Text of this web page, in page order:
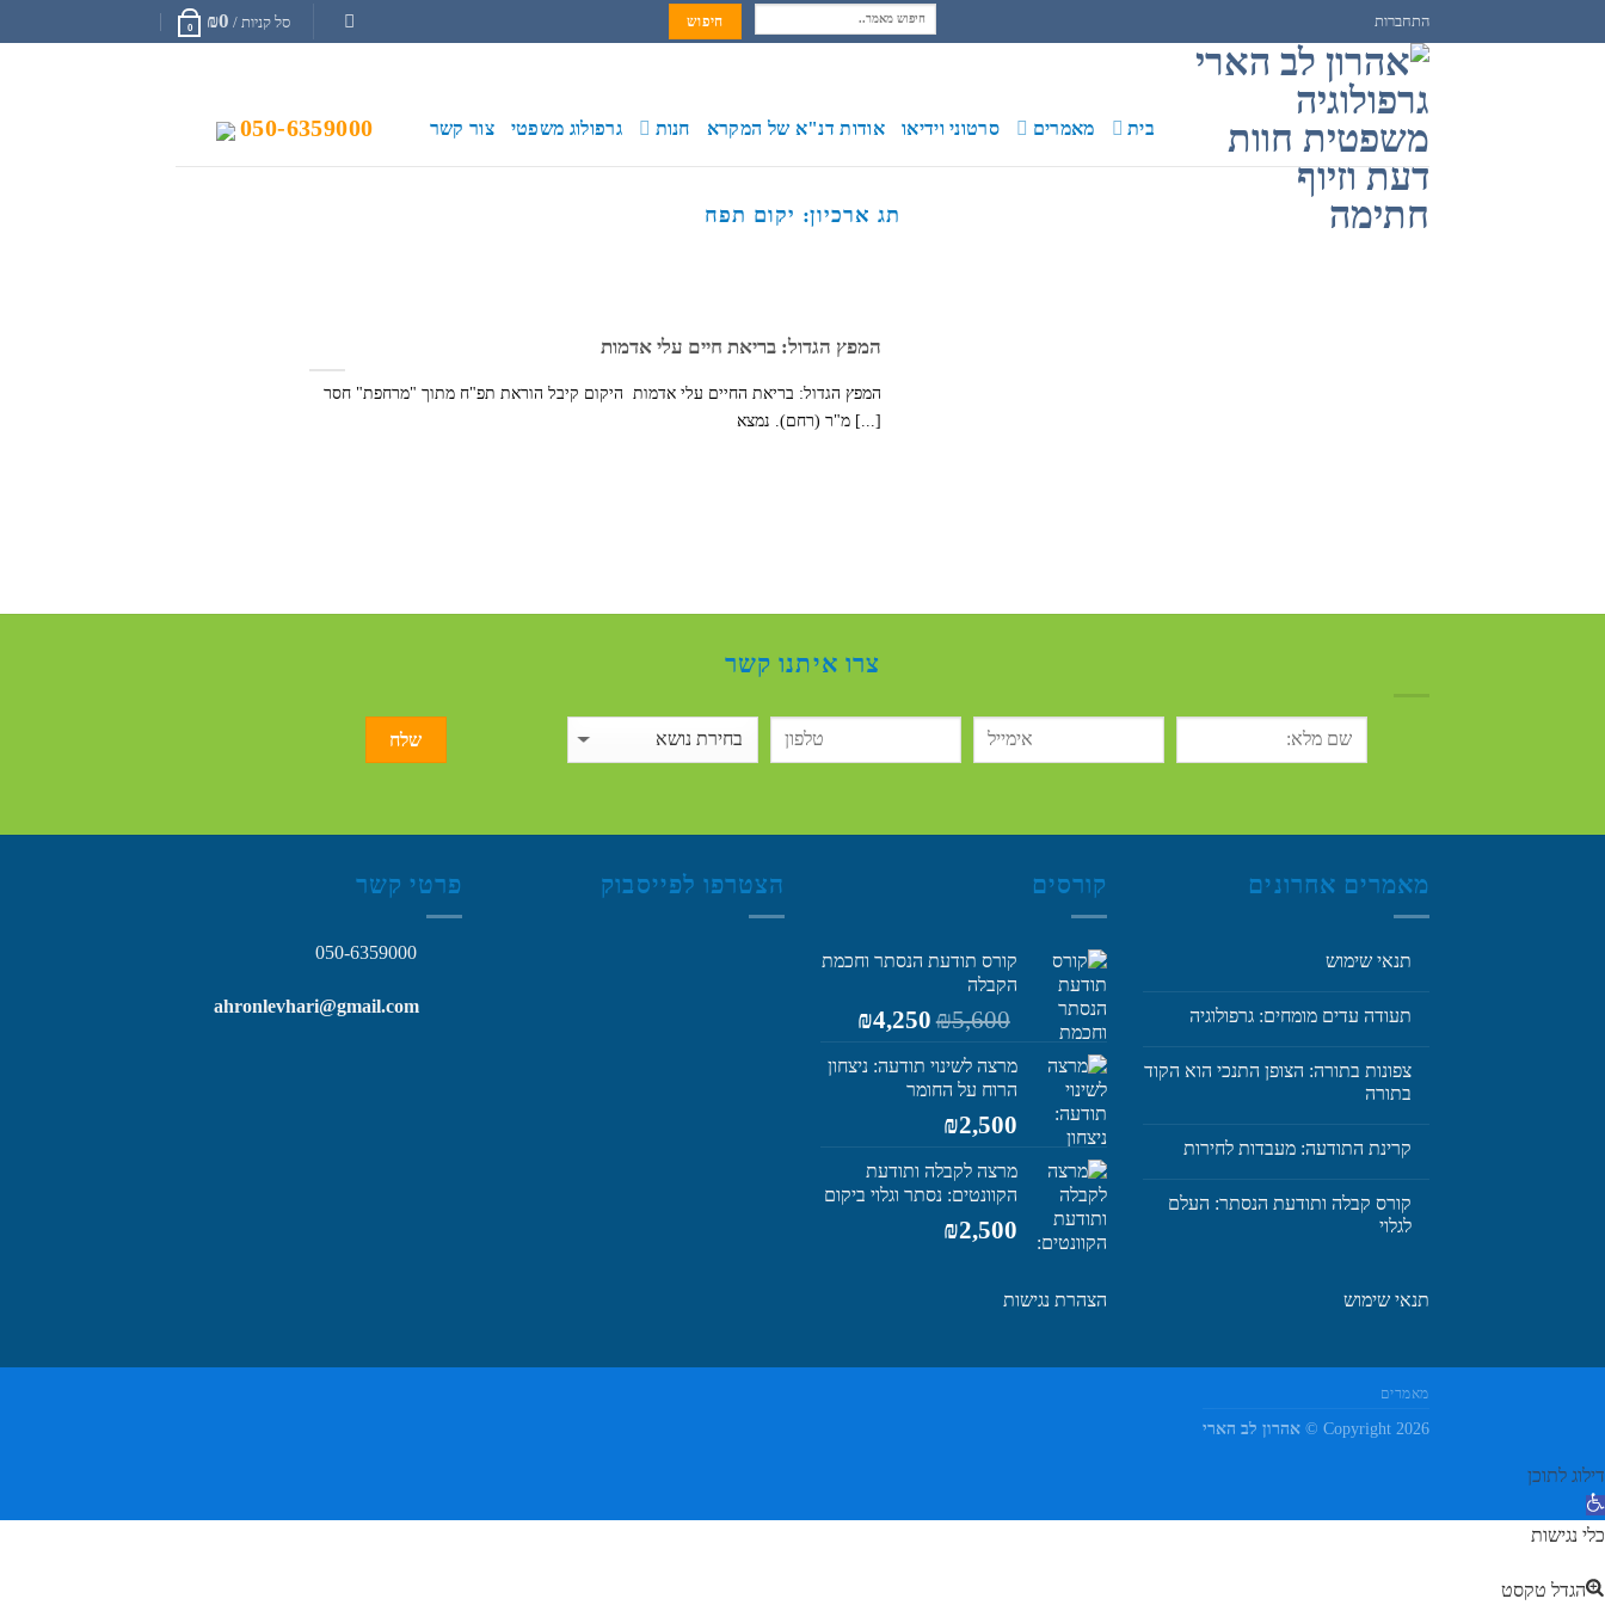
to
התחברות סל קניות / ₪0
0
בית מאמרים סרטוני וידיאו אודות דנ"א של המקרא חנות גרפולוג משפטי צור קשר 050-6359000
תג ארכיון: יקום תפח
המפץ הגדול: בריאת חיים עלי אדמות
המפץ הגדול: בריאת החיים עלי אדמות היקום קיבל הוראת תפ"ח מתוך "מרחפת" חסר
מ"ר (רחם). נמצא [...]
צרו איתנו קשר
מאמרים אחרונים
תנאי שימוש
תעודה עדים מומחים: גרפולוגיה
צפונות בתורה: הצופן התנכי הוא הקוד
בתורה
קרינת התודעה: מעבדות לחירות
קורס קבלה ותודעת הנסתר: העלם
לגלוי
קורסים
קורס תודעת הנסתר וחכמת
הקבלה
₪5,600
המחיר
היה:
₪5,600.
₪4,250
הוא:
מרצה לשינוי תודעה: ניצחון
הרוח על החומר
₪2,500
מרצה לקבלה ותודעת
הקוונטים: נסתר וגלוי ביקום
₪2,500
הצטרפו לפייסבוק פרטי קשר
050-6359000
ahronlevhari@gmail.com
תנאי שימוש הצהרת נגישות
מאמרים
Copyright 2026 © אהרון לב הארי
דילוג לתוכן
פתח
סרגל
כלי נגישות
הגדל טקסט